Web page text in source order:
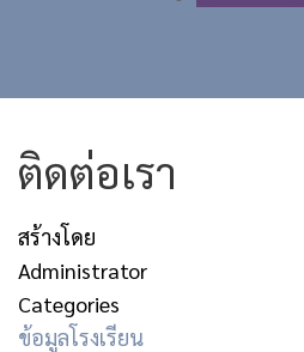
ติดต่อเรา
สร้างโดย
Administrator
Categories
ข้อมูลโรงเรียน